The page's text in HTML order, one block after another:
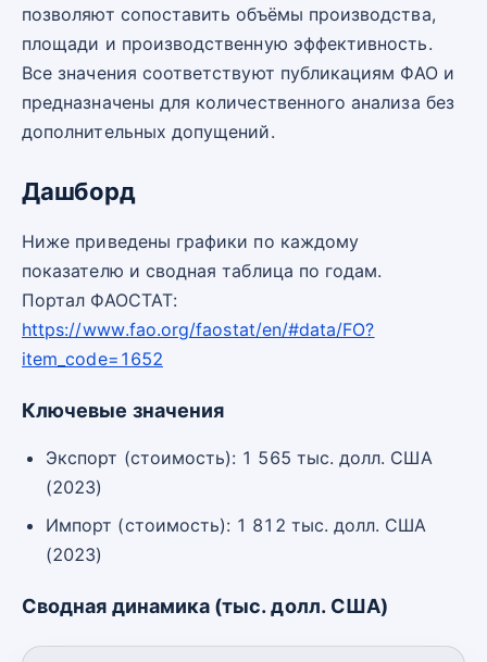
позволяют сопоставить объёмы производства,
площади и производственную эффективность.
Все значения соответствуют публикациям ФАО и
предназначены для количественного анализа без
дополнительных допущений.
Дашборд
Ниже приведены графики по каждому
показателю и сводная таблица по годам.
Портал ФАОСТАТ:
https://www.fao.org/faostat/en/#data/FO?
item_code=1652
Ключевые значения
Экспорт (стоимость): 1 565 тыс. долл. США
(2023)
Импорт (стоимость): 1 812 тыс. долл. США
(2023)
Сводная динамика (тыс. долл. США)